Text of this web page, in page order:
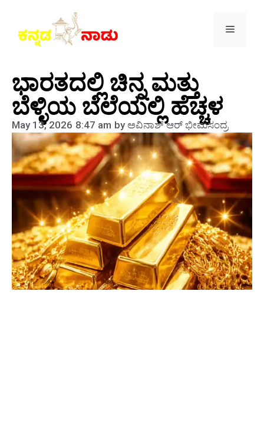
ಭಾರತದಲ್ಲಿ ಚಿನ್ನ ಮತ್ತು
ಬೆಳ್ಳಿಯ ಬೆಲೆಯಲ್ಲಿ ಹೆಚ್ಚಳ
May 13, 2026 8:47 am byಅವಿನಾಶ್‌ ಆರ್‌ ಭೀಮಸಂದ್ರ